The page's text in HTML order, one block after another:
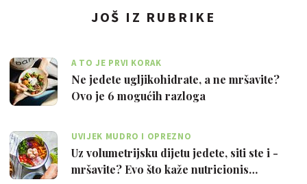
JOŠ IZ RUBRIKE
A TO JE PRVI KORAK
Ne jedete ugljikohidrate, a ne mršavite?
Ovo je 6 mogućih razloga
UVIJEK MUDRO I OPREZNO
Uz volumetrijsku dijetu jedete, siti ste i -
mršavite? Evo što kaže nutricionis…